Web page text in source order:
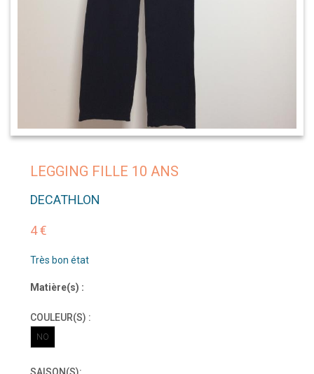
LEGGING FILLE 10 ANS
DECATHLON
4 €
Très bon état
Matière(s) :
COULEUR(S) :
NO